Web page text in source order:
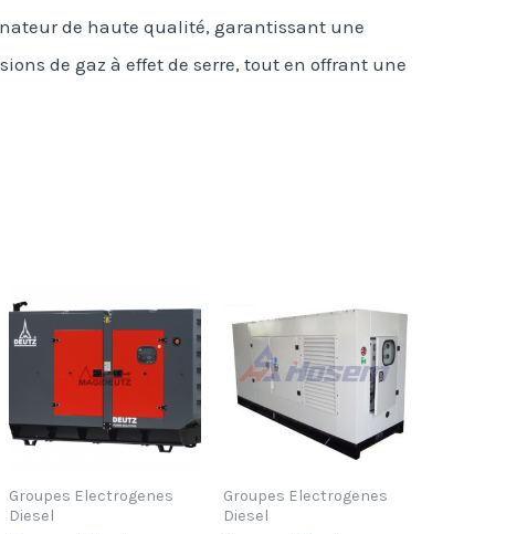
de haute qualité, garantissant une
de gaz à effet de serre, tout en offrant une
Groupes Electrogenes
Diesel
Groupes Electrogenes
Diesel